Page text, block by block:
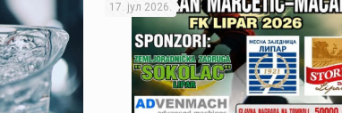
17. јул 2026.